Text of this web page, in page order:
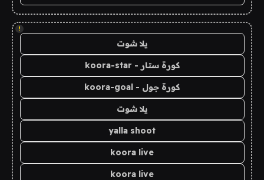
!
يلا شوت
كورة ستار - koora-star
كورة جول - koora-goal
يلا شوت
yalla shoot
koora live
koora live